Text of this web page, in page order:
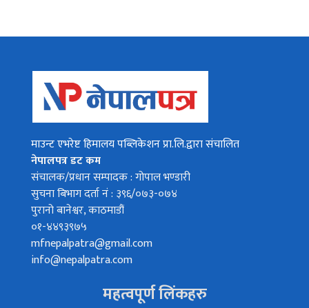
माउन्ट एभरेष्ट हिमालय पब्लिकेशन प्रा.लि.द्वारा संचालित
नेपालपत्र डट कम
संचालक/प्रधान सम्पादक : गोपाल भण्डारी
सुचना बिभाग दर्ता नं : ३९६/०७३-०७४
पुरानो बानेश्वर, काठमाडौं
०१-४४९३९७५
mfnepalpatra@gmail.com
info@nepalpatra.com
महत्वपूर्ण लिंकहरु